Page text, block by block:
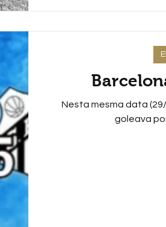
Nesta mesma data
goleava